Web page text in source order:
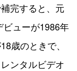
完すると、元
ューが1986年
歳のときで、
ンタルビデオ